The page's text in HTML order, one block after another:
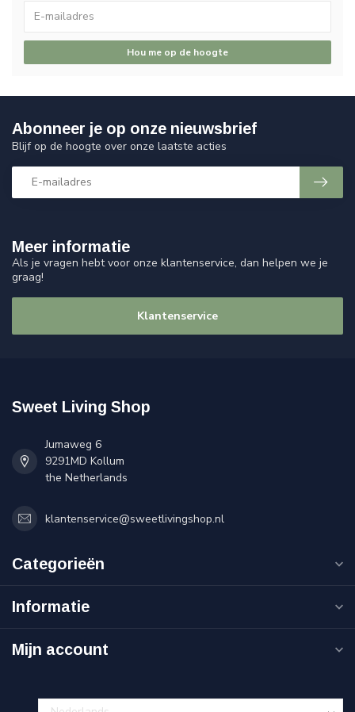
Hou me op de hoogte
Meer informatie
Als je vragen hebt voor onze klantenservice, dan helpen we je
graag!
Klantenservice
Abonneer je op onze nieuwsbrief
Blijf op de hoogte over onze laatste acties
Sweet Living Shop
Jumaweg 6
9291MD Kollum
the Netherlands
klantenservice@sweetlivingshop.nl
Categorieën
Informatie
Mijn account